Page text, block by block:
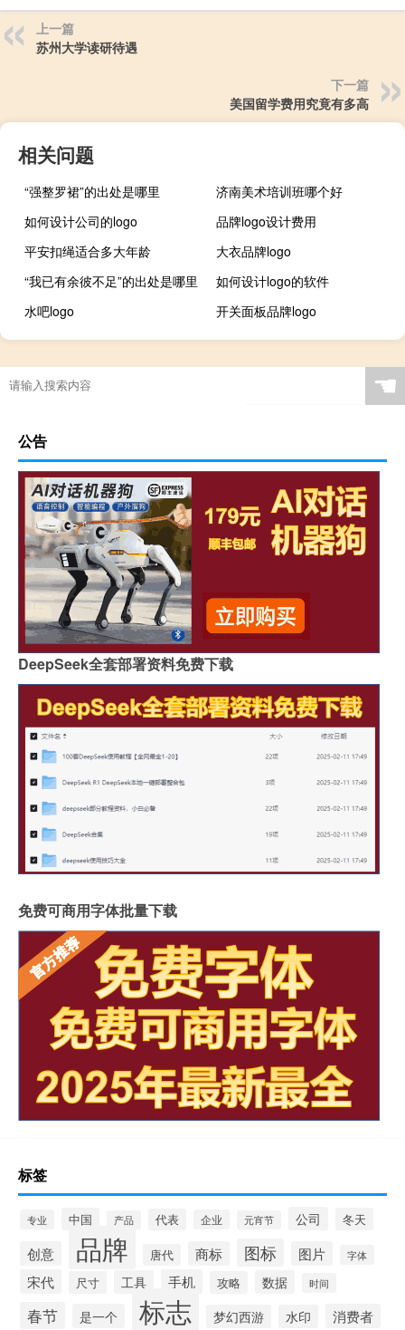
上一篇
苏州大学读研待遇
下一篇
美国留学费用究竟有多高
相关问题
“强整罗裙”的出处是哪里
济南美术培训班哪个好
如何设计公司的logo
品牌logo设计费用
平安扣绳适合多大年龄
大衣品牌logo
“我已有余彼不足”的出处是哪里
如何设计logo的软件
水吧logo
开关面板品牌logo
☚
公告
DeepSeek全套部署资料免费下载
免费可商用字体批量下载
标签
专业 中国 产品 代表 企业 元宵节 公司 冬天
创意 品牌 唐代 商标 图标 图片 字体
宋代 尺寸 工具 手机 攻略 数据 时间
春节 是一个 标志 梦幻西游 水印 消费者